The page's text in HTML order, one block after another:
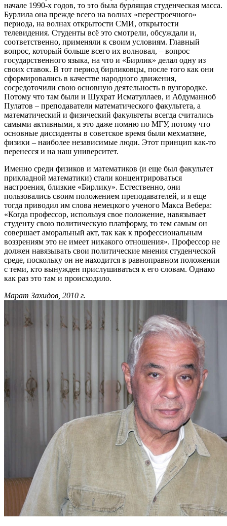
начале 1990-х годов, то это была бурлящая студенческая масса.
Бурлила она прежде всего на волнах «перестроечного»
периода, на волнах открытости СМИ, открытости
телевидения. Студенты всё это смотрели, обсуждали и,
соответственно, применяли к своим условиям. Главный
вопрос, который больше всего их волновал, – вопрос
государственного языка, на что и «Бирлик» делал одну из
своих ставок. В тот период бирликовцы, после того как они
сформировались в качестве народного движения,
сосредоточили свою основную деятельность в вузгородке.
Потому что там были и Шухрат Исматуллаев, и Абдуманноб
Пулатов – преподаватели математического факультета, а
математический и физический факультеты всегда считались
самыми активными, я это даже помню по МГУ, потому что
основные диссиденты в советское время были мехматяне,
физики – наиболее независимые люди. Этот принцип как-то
перенесся и на наш университет.
Именно среди физиков и математиков (и еще был факультет
прикладной математики) стали концентрироваться
настроения, близкие «Бирлику». Естественно, они
пользовались своим положением преподавателей, и я еще
тогда приводил им слова немецкого ученого Макса Вебера:
«Когда профессор, используя свое положение, навязывает
студенту свою политическую платформу, то тем самым он
совершает аморальный акт, так как к профессиональным
воззрениям это не имеет никакого отношения». Профессор не
должен навязывать свои политические мнения студенческой
среде, поскольку он не находится в равноправном положении
с теми, кто вынужден прислушиваться к его словам. Однако
как раз это там и происходило.
Марат Захидов, 2010 г.